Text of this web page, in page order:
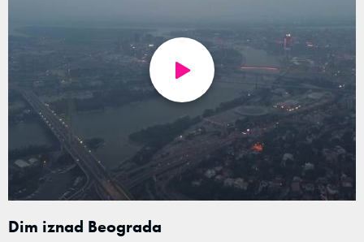
Dim iznad Beograda